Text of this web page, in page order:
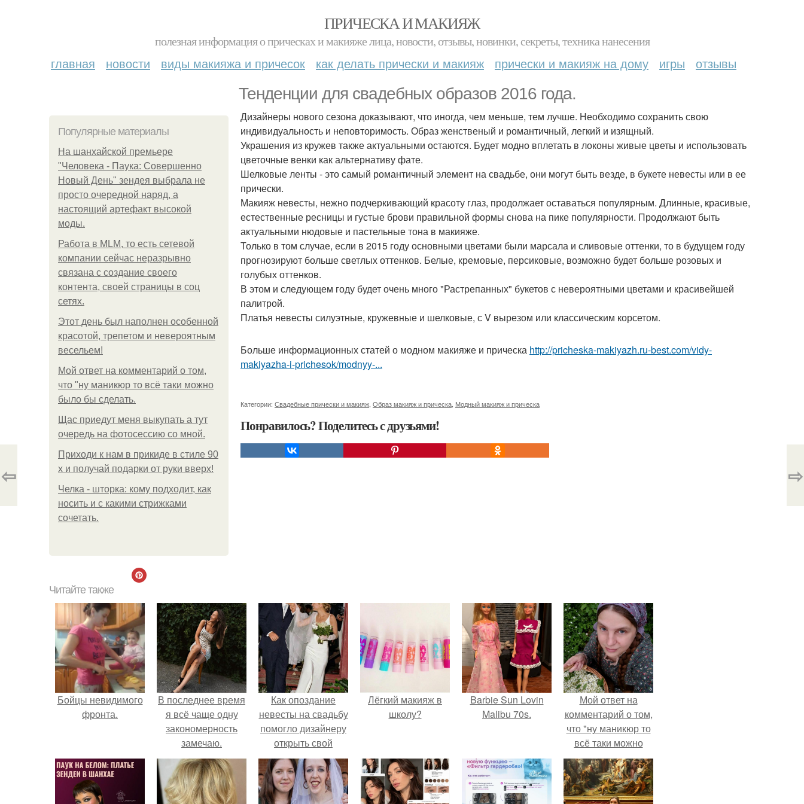
ПРИЧЕСКА И МАКИЯЖ
полезная информация о прическах и макияже лица, новости, отзывы, новинки, секреты, техника нанесения
главная новости виды макияжа и причесок как делать прически и макияж прически и макияж на дому игры отзывы
Тенденции для свадебных образов 2016 года.
Популярные материалы
На шанхайской премьере
"Человека - Паука: Совершенно
Новый День" зендея выбрала не
просто очередной наряд, а
настоящий артефакт высокой
моды.
Работа в MLM, то есть сетевой
компании сейчас неразрывно
связана с создание своего
контента, своей страницы в соц
сетях.
Этот день был наполнен особенной
красотой, трепетом и невероятным
весельем!
Мой ответ на комментарий о том,
что "ну маникюр то всё таки можно
было бы сделать.
Щас приедут меня выкупать а тут
очередь на фотосессию со мной.
Приходи к нам в прикиде в стиле 90
х и получай подарки от руки вверх!
Челка - шторка: кому подходит, как
носить и с какими стрижками
сочетать.
Дизайнеры нового сезона доказывают, что иногда, чем меньше, тем лучше. Необходимо сохранить свою
индивидуальность и неповторимость. Образ женственый и романтичный, легкий и изящный.
Украшения из кружев также актуальными остаются. Будет модно вплетать в локоны живые цветы и использовать
цветочные венки как альтернативу фате.
Шелковые ленты - это самый романтичный элемент на свадьбе, они могут быть везде, в букете невесты или в ее
прически.
Макияж невесты, нежно подчеркивающий красоту глаз, продолжает оставаться популярным. Длинные, красивые,
естественные ресницы и густые брови правильной формы снова на пике популярности. Продолжают быть
актуальными нюдовые и пастельные тона в макияже.
Только в том случае, если в 2015 году основными цветами были марсала и сливовые оттенки, то в будущем году
прогнозируют больше светлых оттенков. Белые, кремовые, персиковые, возможно будет больше розовых и
голубых оттенков.
В этом и следующем году будет очень много "Растрепанных" букетов с невероятными цветами и красивейшей
палитрой.
Платья невесты силуэтные, кружевные и шелковые, с V вырезом или классическим корсетом.
Больше информационных статей о модном макияже и прическа http://pricheska-makiyazh.ru-best.com/vidy-
makiyazha-i-prichesok/modnyy-...
Категории: Свадебные прически и макияж Образ макияж и прическа Модный макияж и прическа
Понравилось? Поделитесь с друзьями!
⇦ ⇨
Читайте также
Бойцы невидимого
фронта.
В последнее время
я всё чаще одну
закономерность
замечаю.
Как опоздание
невесты на свадьбу
помогло дизайнеру
открыть свой
бренд.
Лёгкий макияж в
школу?
Barbie Sun Lovin
Malibu 70s.
Мой ответ на
комментарий о том,
что "ну маникюр то
всё таки можно
было бы сделать.